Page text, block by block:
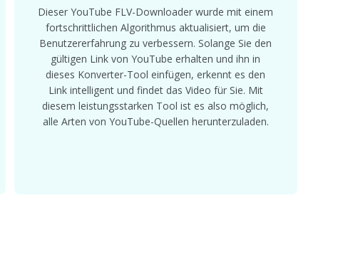
Dieser YouTube FLV-Downloader wurde mit einem
fortschrittlichen Algorithmus aktualisiert, um die
Benutzererfahrung zu verbessern. Solange Sie den
gültigen Link von YouTube erhalten und ihn in
dieses Konverter-Tool einfügen, erkennt es den
Link intelligent und findet das Video für Sie. Mit
diesem leistungsstarken Tool ist es also möglich,
alle Arten von YouTube-Quellen herunterzuladen.